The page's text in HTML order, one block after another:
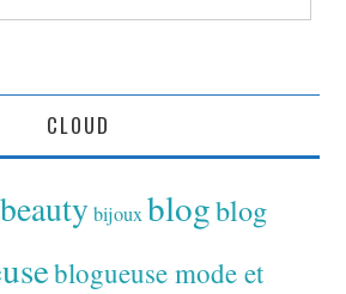
CLOUD
beauty bijoux blogblog
blogueuse mode et